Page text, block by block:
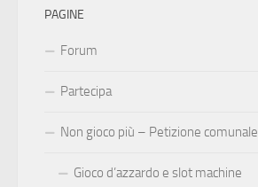
PAGINE
Forum
Partecipa
Non gioco più – Petizione comunale
Gioco d’azzardo e slot machine